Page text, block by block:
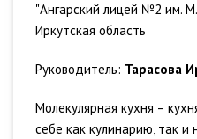
"Ангарский лицей №2 им. М.
Иркутская область
Руководитель: Тарасова
Молекулярная кухня –
себе как кулинарию, так и